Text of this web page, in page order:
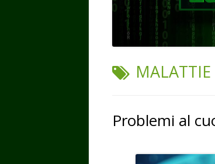
TAG:
Problemi al